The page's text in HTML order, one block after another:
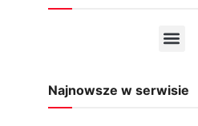
Najnowsze w serwisie